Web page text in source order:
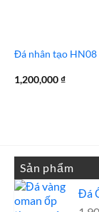
Đá nhân tạo HN08
1,200,000₫
Sản phẩm
Đá